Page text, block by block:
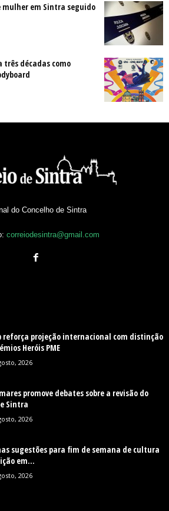
mulher em Sintra seguido
três décadas como
do Concelho de Sintra
correiodesintra@gmail.com
reforça projeção internacional com distinção
Heróis PME
2026
promove debates sobre a revisão do
Sintra
2026
sugestões para fim de semana de cultura
em...
2026